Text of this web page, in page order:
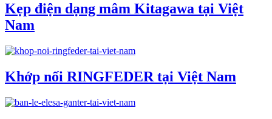
Kẹp điện dạng mâm Kitagawa tại Việt
Nam
Khớp nối RINGFEDER tại Việt Nam